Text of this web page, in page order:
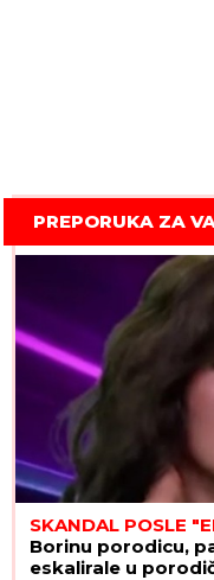
PREPORUKA ZA
SKANDAL POSLE
Borinu porodicu,
eskalirale u